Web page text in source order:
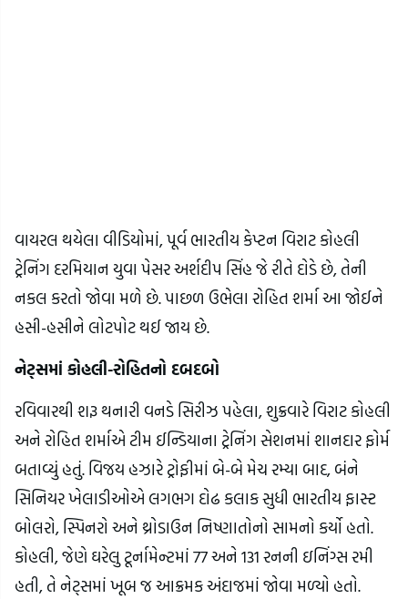
વાયરલ થયેલા વીડિયોમાં, પૂર્વ ભારતીય કેપ્ટન વિરાટ કોહલી
ટ્રેનિંગ દરમિયાન યુવા પેસર અર્શદીપ સિંહ જે રીતે દોડે છે, તેની
નકલ કરતો જોવા મળે છે. પાછળ ઉભેલા રોહિત શર્મા આ જોઈને
હસી-હસીને લોટપોટ થઈ જાય છે.
નેટ્સમાં કોહલી-રોહિતનો દબદબો
રવિવારથી શરૂ થનારી વનડે સિરીઝ પહેલા, શુક્રવારે વિરાટ કોહલી
અને રોહિત શર્માએ ટીમ ઈન્ડિયાના ટ્રેનિંગ સેશનમાં શાનદાર ફોર્મ
બતાવ્યું હતું. વિજય હઝારે ટ્રોફીમાં બે-બે મેચ રમ્યા બાદ, બંને
સિનિયર ખેલાડીઓએ લગભગ દોઢ કલાક સુધી ભારતીય ફાસ્ટ
બોલરો, સ્પિનરો અને થ્રોડાઉન નિષ્ણાતોનો સામનો કર્યો હતો.
કોહલી, જેણે ઘરેલુ ટૂર્નામેન્ટમાં 77 અને 131 રનની ઇનિંગ્સ રમી
હતી, તે નેટ્સમાં ખૂબ જ આક્રમક અંદાજમાં જોવા મળ્યો હતો.